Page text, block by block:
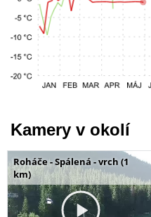
Kamery v okolí
Roháče - Spálená - vrch (1
km)